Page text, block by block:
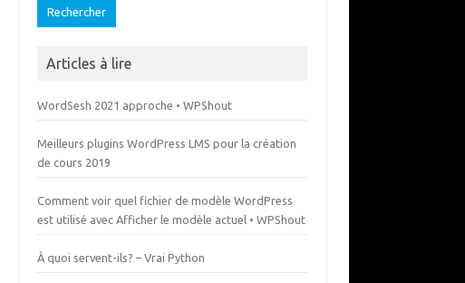
Articles à lire
WordSesh 2021 approche • WPShout
Meilleurs plugins WordPress LMS pour la création
de cours 2019
Comment voir quel fichier de modèle WordPress
est utilisé avec Afficher le modèle actuel • WPShout
À quoi servent-ils? – Vrai Python